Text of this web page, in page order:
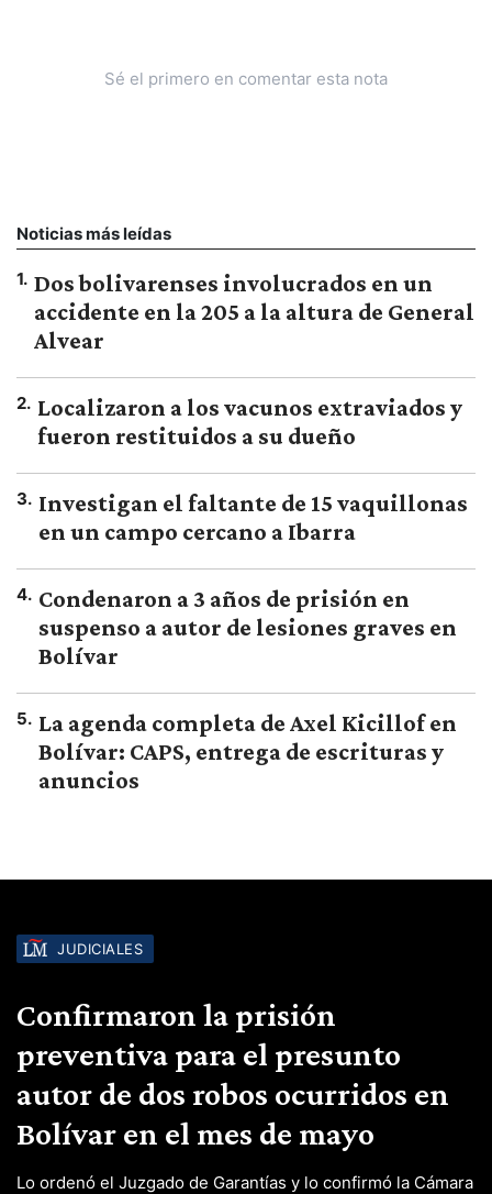
Sé el primero en comentar esta nota
Noticias más leídas
1. Dos bolivarenses involucrados en un
accidente en la 205 a la altura de General
Alvear
2. Localizaron a los vacunos extraviados y
fueron restituidos a su dueño
3. Investigan el faltante de 15 vaquillonas
en un campo cercano a Ibarra
4. Condenaron a 3 años de prisión en
suspenso a autor de lesiones graves en
Bolívar
5. La agenda completa de Axel Kicillof en
Bolívar: CAPS, entrega de escrituras y
anuncios
JUDICIALES
Confirmaron la prisión
preventiva para el presunto
autor de dos robos ocurridos en
Bolívar en el mes de mayo
Lo ordenó el Juzgado de Garantías y lo confirmó la Cámara